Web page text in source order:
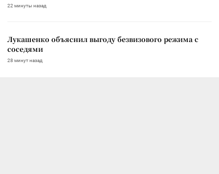
22 минуты назад
Лукашенко объяснил выгоду безвизового режима с
соседями
28 минут назад